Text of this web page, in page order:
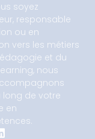
soyez
responsable
ou en
vers les métiers
et du
nous
de votre
en